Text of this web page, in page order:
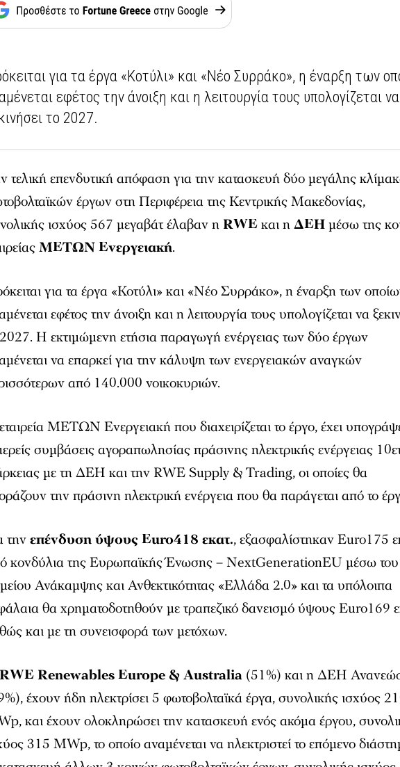
για τα έργα «Κοτύλι» και «Νέο Συρράκο», η έναρξη των
εφέτος την άνοιξη και η λειτουργία τους υπολογίζεται να
το 2027.
τελική επενδυτική απόφαση για την κατασκευή δύο μεγάλης
έργων στη Περιφέρεια της Κεντρικής Μακεδονίας,
ισχύος 567 μεγαβάτ έλαβαν η RWEκαι ηΔΕΗμέσω της
ΜΕΤΩΝ Ενεργειακή.
για τα έργα «Κοτύλι» και «Νέο Συρράκο», η έναρξη των
εφέτος την άνοιξη και η λειτουργία τους υπολογίζεται να
Η εκτιμώμενη ετήσια παραγωγή ενέργειας των δύο έργων
να επαρκεί για την κάλυψη των ενεργειακών αναγκών
από 140.000 νοικοκυριών.
ΜΕΤΩΝ Ενεργειακή που διαχειρίζεται το έργο, έχει
συμβάσεις αγοραπωλησίας πράσινης ηλεκτρικής ενέργειας
με τη ΔΕΗ και την RWE Supply & Trading, οι οποίες θα
την πράσινη ηλεκτρική ενέργεια που θα παράγεται από το
τηνεπένδυση ύψους Euro418 εκατ., εξασφαλίστηκαν Euro175
κονδύλια της Ευρωπαϊκής Ένωσης – NextGenerationEU μέσω του
Ανάκαμψης και Ανθεκτικότητας «Ελλάδα 2.0» και τα υπόλοιπα
θα χρηματοδοτηθούν με τραπεζικό δανεισμό ύψους Euro169
και με τη συνεισφορά των μετόχων.
RWE Renewables Europe & Australia (51%) και η ΔΕΗ
έχουν ήδη ηλεκτρίσει 5 φωτοβολταϊκά έργα, συνολικής ισχύος
και έχουν ολοκληρώσει την κατασκευή ενός ακόμα έργου,
315 MWp, το οποίο αναμένεται να ηλεκτριστεί το επόμενο